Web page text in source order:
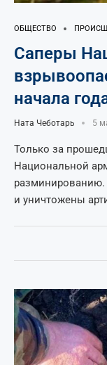
ОБЩЕСТВО
Саперы
начала
Ната Чеботарь 5
Только за
Национальной
разминированию.
и уничтожены